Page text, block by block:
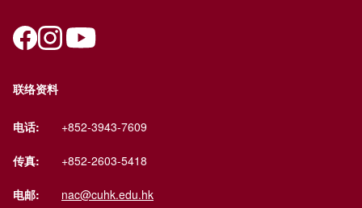
联络资料
电话: +852-3943-7609
传真: +852-2603-5418
电邮: nac@cuhk.edu.hk